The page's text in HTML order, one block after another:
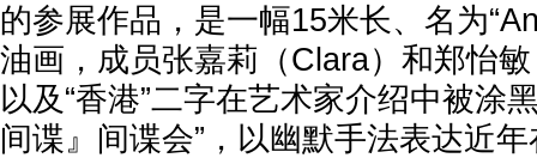
的参展作品，是一幅15米长、名为
油画，成员张嘉莉（Clara）和郑怡
以及“香港”二字在艺术家介绍中被涂
间谍』间谍会”，以幽默手法表达近